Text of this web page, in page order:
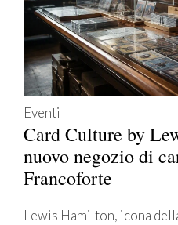
Eventi
Card Culture by
nuovo negozio di
Francoforte
Lewis Hamilton, icona